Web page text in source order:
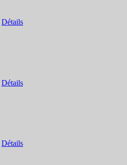
Détails
Détails
Détails